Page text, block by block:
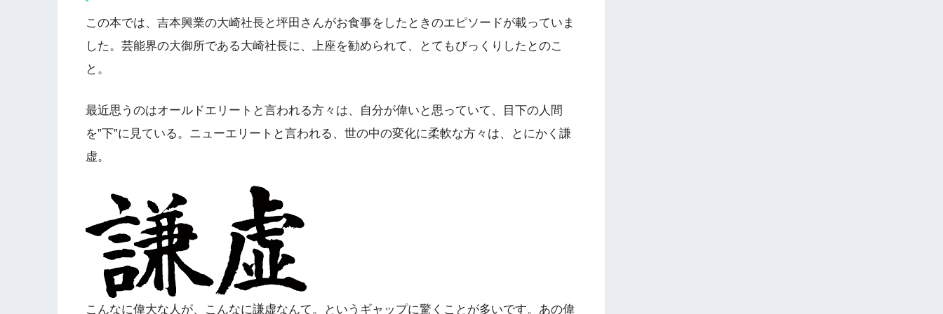
この本では、吉本興業の大崎社長と坪田さんがお食事をしたときのエピソードが載っていま
した。芸能界の大御所である大崎社長に、上座を勧められて、とてもびっくりしたとのこ
と。
最近思うのはオールドエリートと言われる方々は、自分が偉いと思っていて、目下の人間
を”下”に見ている。ニューエリートと言われる、世の中の変化に柔軟な方々は、とにかく謙
虚。
こんなに偉大な人が、こんなに謙虚なんて。というギャップに驚くことが多いです。あの偉